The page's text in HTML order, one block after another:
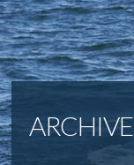
ARCHIVE